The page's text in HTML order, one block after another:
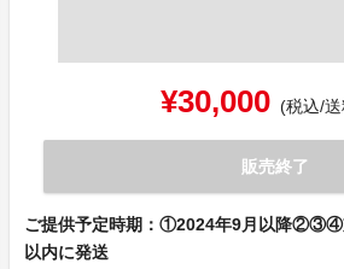
¥30,000 (税込/
販売終了
ご提供予定時期：①2024年9月以降②③④
以内に発送